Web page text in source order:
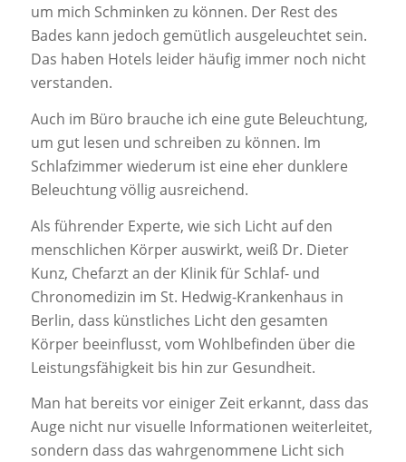
um mich Schminken zu können. Der Rest des
Bades kann jedoch gemütlich ausgeleuchtet sein.
Das haben Hotels leider häufig immer noch nicht
verstanden.
Auch im Büro brauche ich eine gute Beleuchtung,
um gut lesen und schreiben zu können. Im
Schlafzimmer wiederum ist eine eher dunklere
Beleuchtung völlig ausreichend.
Als führender Experte, wie sich Licht auf den
menschlichen Körper auswirkt, weiß Dr. Dieter
Kunz, Chefarzt an der Klinik für Schlaf- und
Chronomedizin im St. Hedwig-Krankenhaus in
Berlin, dass künstliches Licht den gesamten
Körper beeinflusst, vom Wohlbefinden über die
Leistungsfähigkeit bis hin zur Gesundheit.
Man hat bereits vor einiger Zeit erkannt, dass das
Auge nicht nur visuelle Informationen weiterleitet,
sondern dass das wahrgenommene Licht sich